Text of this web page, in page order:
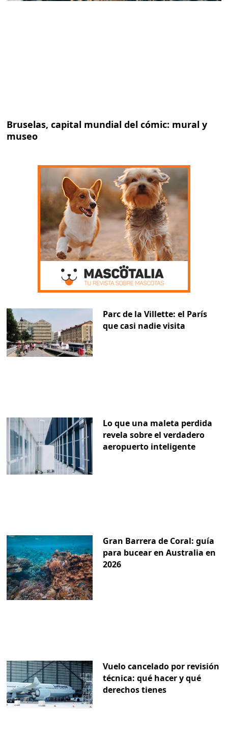
Bruselas, capital mundial del cómic: mural y
museo
Parc de la Villette: el París
que casi nadie visita
Lo que una maleta perdida
revela sobre el verdadero
aeropuerto inteligente
Gran Barrera de Coral: guía
para bucear en Australia en
2026
Vuelo cancelado por revisión
técnica: qué hacer y qué
derechos tienes